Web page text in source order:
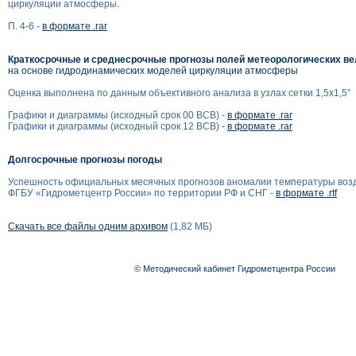
циркуляции атмосферы.
П. 4-6 - в формате .rar
Краткосрочные и среднесрочные прогнозы полей метеорологических
на основе гидродинамических моделей циркуляции атмосферы
Оценка выполнена по данным объективного анализа в узлах сетки 1,5x1,5°
Графики и диаграммы (исходный срок 00 ВСВ) - в формате .rar
Графики и диаграммы (исходный срок 12 ВСВ) - в формате .rar
Долгосрочные прогнозы погоды
Успешность официальных месячных прогнозов аномалии температуры
ФГБУ «Гидрометцентр России» по территории РФ и СНГ - в формате .rtf
Скачать все файлы одним архивом (1,82 МБ)
© Методический кабинет Гидрометцентра России